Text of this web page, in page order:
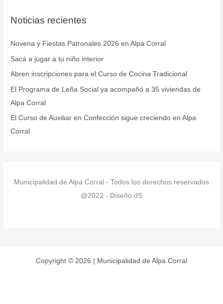
a
p
o
r
:
Noticias recientes
Novena y Fiestas Patronales 2026 en Alpa Corral
Sacá a jugar a tu niño interior
Abren inscripciones para el Curso de Cocina Tradicional
El Programa de Leña Social ya acompañó a 35 viviendas de
Alpa Corral
El Curso de Auxiliar en Confección sigue creciendo en Alpa
Corral
Municipalidad de Alpa Corral - Todos los derechos reservados
@2022 - Diseño dS
Copyright © 2026 | Municipalidad de Alpa Corral